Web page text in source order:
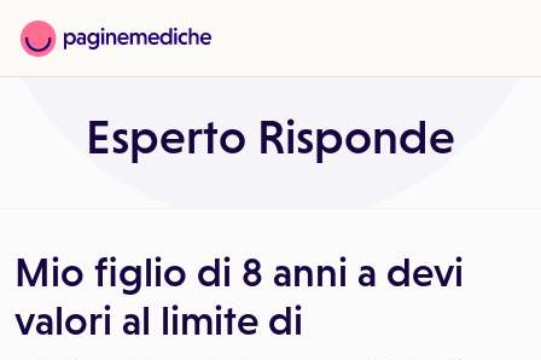
Esperto Risponde
Mio figlio di 8 anni a devi
valori al limite di